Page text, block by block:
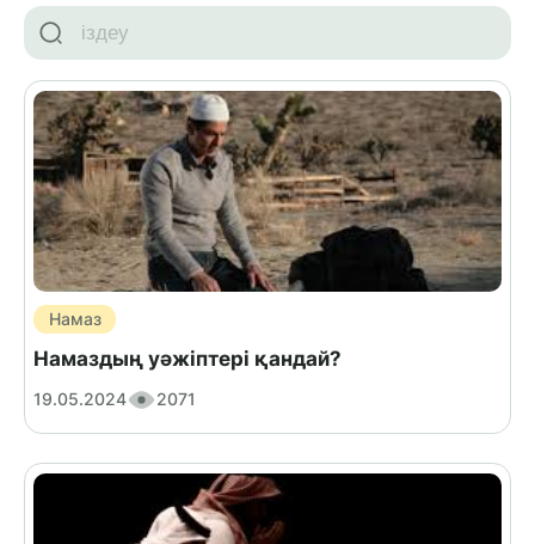
Намаз
Намаздың уәжіптері қандай?
19.05.2024 2071